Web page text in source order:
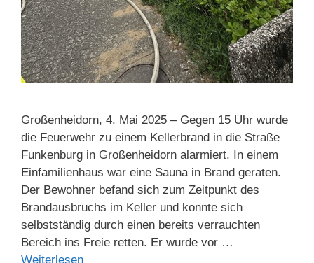
Großenheidorn, 4. Mai 2025 – Gegen 15 Uhr wurde
die Feuerwehr zu einem Kellerbrand in die Straße
Funkenburg in Großenheidorn alarmiert. In einem
Einfamilienhaus war eine Sauna in Brand geraten.
Der Bewohner befand sich zum Zeitpunkt des
Brandausbruchs im Keller und konnte sich
selbstständig durch einen bereits verrauchten
Bereich ins Freie retten. Er wurde vor …
Weiterlesen